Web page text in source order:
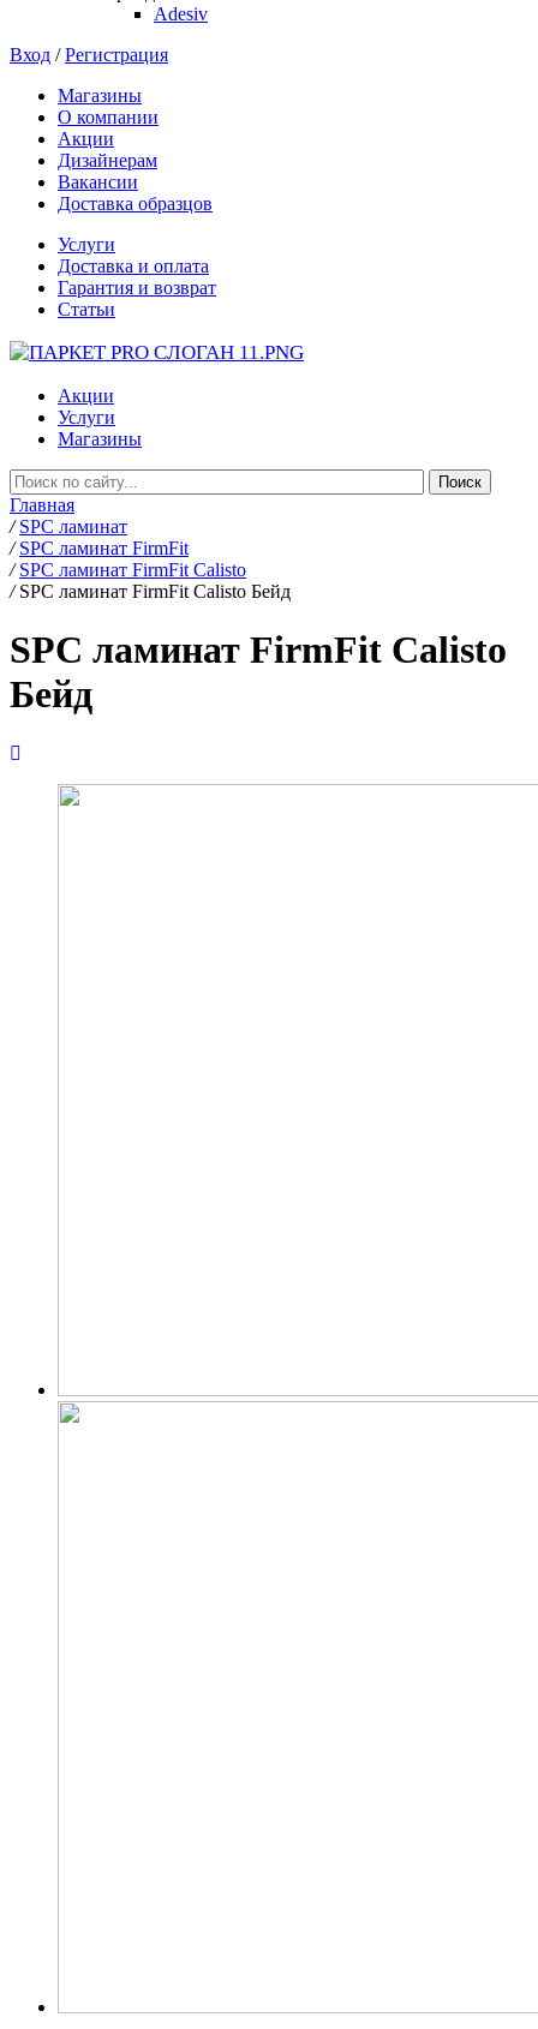
Adesiv
Вход /Регистрация
Магазины
О компании
Акции
Дизайнерам
Вакансии
Доставка образцов
Услуги
Доставка и оплата
Гарантия и возврат
Статьи
Акции
Услуги
Магазины
Главная
/ SPC ламинат
/ SPC ламинат FirmFit
/ SPC ламинат FirmFit Calisto
/ SPC ламинат FirmFit Calisto Бейд
SPC ламинат FirmFit Calisto
Бейд